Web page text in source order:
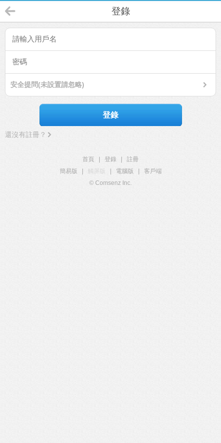
登錄
安全提問(未設置請忽略)
登錄
還沒有註冊？
首頁 登錄
註冊
簡易版
觸屏版 電腦版
客戶端
© Comsenz Inc.